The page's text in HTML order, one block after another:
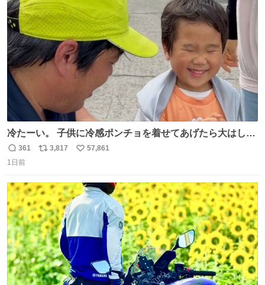
ト
数
数
冷たーい。 子供に冷感ポンチョを着せてあげたら大はしゃ
ぎで喜んでくれました。 こんな素敵な代物を提供してくれ
た山口県の恩師に感謝。
返
信
361
リ
ト
数
3,817
い
数
57,861
1日前